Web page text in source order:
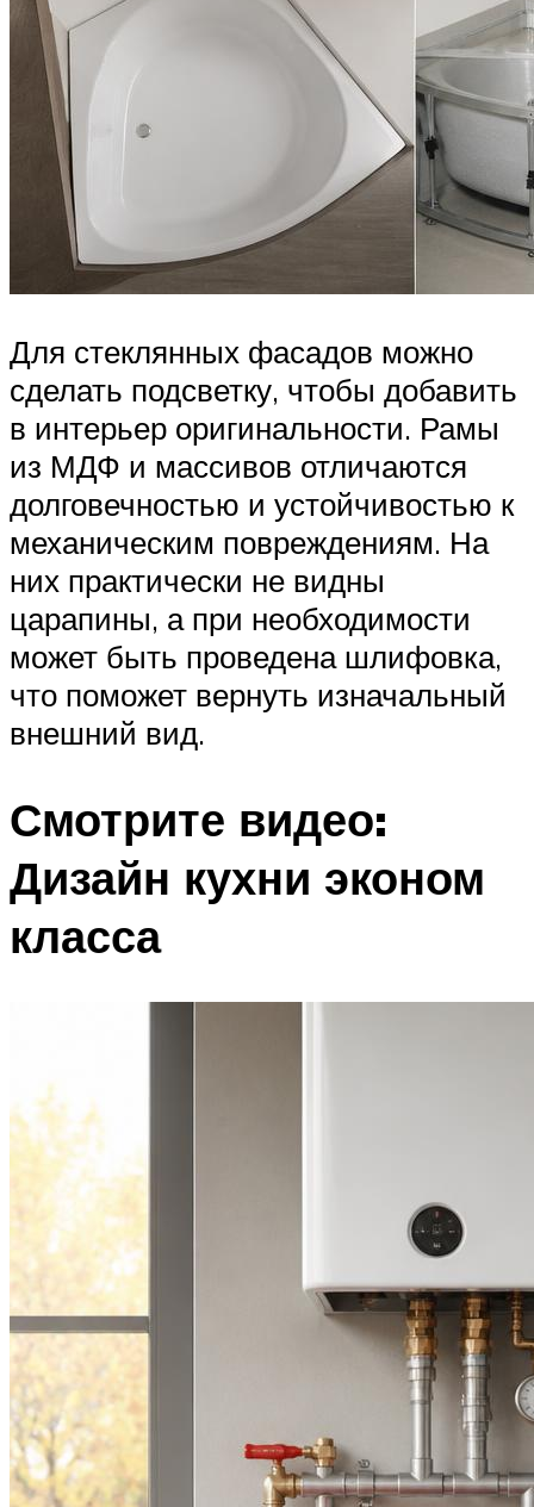
Для стеклянных фасадов можно
сделать подсветку, чтобы добавить
в интерьер оригинальности. Рамы
из МДФ и массивов отличаются
долговечностью и устойчивостью к
механическим повреждениям. На
них практически не видны
царапины, а при необходимости
может быть проведена шлифовка,
что поможет вернуть изначальный
внешний вид.
Смотрите видео:
Дизайн кухни эконом
класса